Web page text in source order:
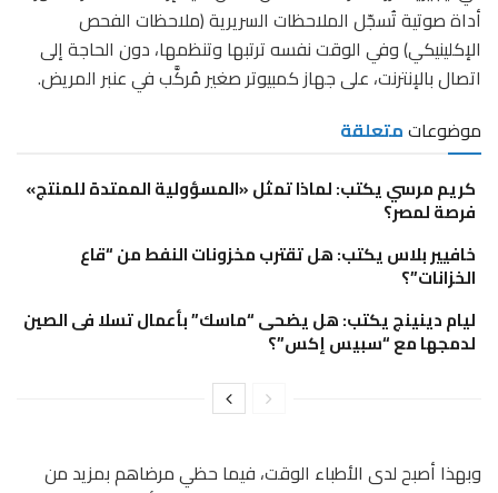
أداة صوتية تُسجّل الملاحظات السريرية (ملاحظات الفحص
الإكلينيكي) وفي الوقت نفسه ترتبها وتنظمها، دون الحاجة إلى
اتصال بالإنترنت، على جهاز كمبيوتر صغير مُركَّب في عنبر المريض.
موضوعاتمتعلقة
كريم مرسي يكتب: لماذا تمثل «المسؤولية الممتدة للمنتج»
فرصة لمصر؟
خافيير بلاس يكتب: هل تقترب مخزونات النفط من “قاع
الخزانات”؟
ليام دينينج يكتب: هل يضحى “ماسك” بأعمال تسلا فى الصين
لدمجها مع “سبيس إكس”؟
وبهذا أصبح لدى الأطباء الوقت، فيما حظي مرضاهم بمزيد من